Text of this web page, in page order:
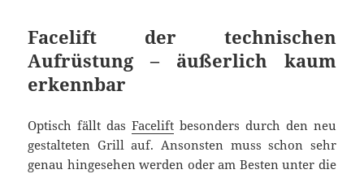
Facelift der technischen
Aufrüstung – äußerlich kaum
erkennbar
Optisch fällt dasFacelift besonders durch den neu
gestalteten Grill auf. Ansonsten muss schon sehr
genau hingesehen werden oder am Besten unter die